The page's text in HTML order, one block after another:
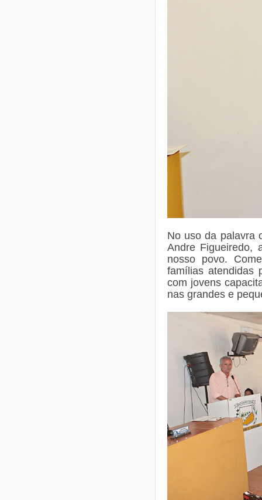
No uso da palavra
Andre Figueiredo,
nosso povo.
famílias atendidas
com jovens
nas grandes e